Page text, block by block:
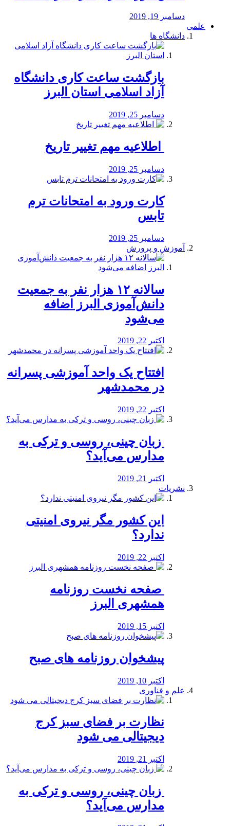
دسامبر 19, 2019
علمی
دانشگاه ها
بازگشت ساعت کاری دانشگاه
آزاد اسلامی استان البرز
دسامبر 25, 2019
️ اطلاعیه مهم تغییر تاریخ
دسامبر 25, 2019
کارت ورود به امتحانات ترم
تابس
دسامبر 25, 2019
آموزش و پرورش
️سالانه ۱۲ هزار نفر به جمعیت
دانش‌آموزی البرز اضافه
می‌شود
اکتبر 22, 2019
افتتاح یک واحد آموزشی پسرانه
در محمدشهر
اکتبر 22, 2019
️ زبان چینی، روسی و ترکی به
مدارس می‌آید؟
اکتبر 21, 2019
نشریات
این کشور مگر نیروی امنیتی
ندارد؟
اکتبر 22, 2019
️ صفحه نخست روزنامه‌
همشهری البرز
اکتبر 15, 2019
پیشخوان روزنامه های صبح
اکتبر 10, 2019
علم و فناوری
نظارت بر فضای سبز کرج
دیجیتالی می شود
اکتبر 21, 2019
️ زبان چینی، روسی و ترکی به
مدارس می‌آید؟